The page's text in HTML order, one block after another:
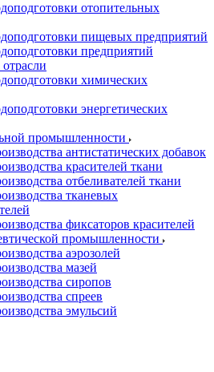
отопительных
пищевых предприятий
предприятий
химических
энергетических
промышленности
антистатических добавок
красителей ткани
отбеливателей ткани
тканевых
фиксаторов красителей
промышленности
аэрозолей
мазей
сиропов
спреев
эмульсий